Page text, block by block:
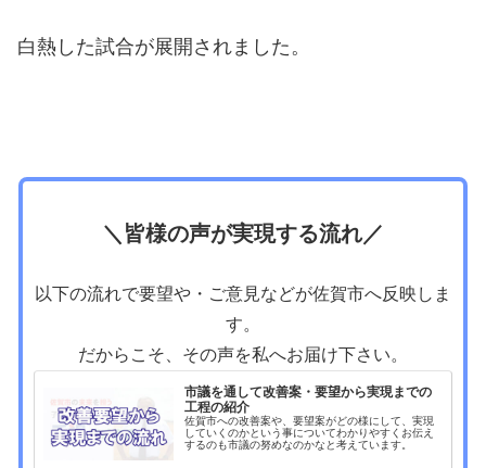
白熱した試合が展開されました。
＼皆様の声が実現する流れ／
以下の流れで要望や・ご意見などが佐賀市へ反映しま
す。
だからこそ、その声を私へお届け下さい。
市議を通して改善案・要望から実現までの
工程の紹介
佐賀市への改善案や、要望案がどの様にして、実現
していくのかという事についてわかりやすくお伝え
するのも市議の努めなのかなと考えています。